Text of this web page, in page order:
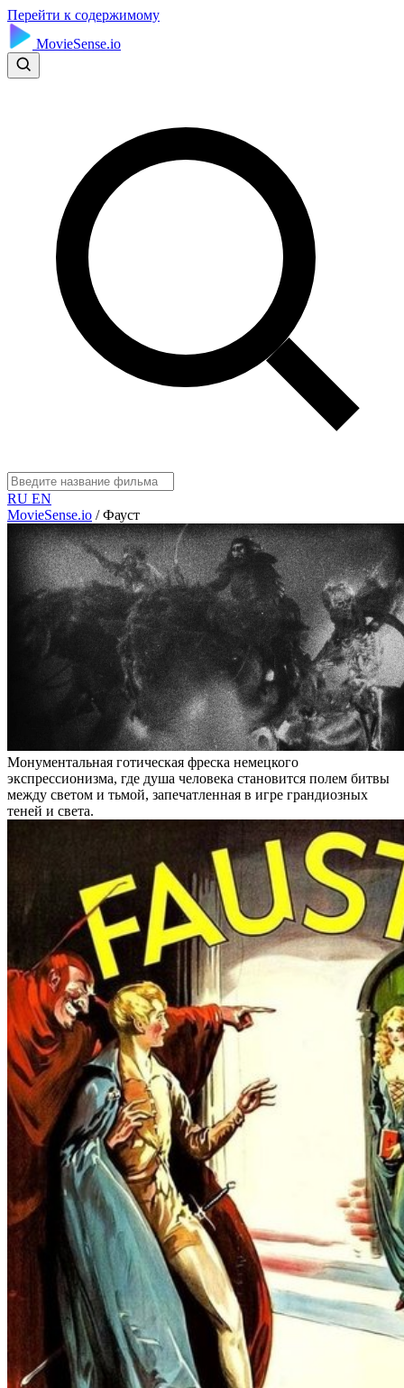
Перейти к содержимому
MovieSense.io
RU EN
MovieSense.io / Фауст
Монументальная готическая фреска немецкого
экспрессионизма, где душа человека становится полем битвы
между светом и тьмой, запечатленная в игре грандиозных
теней и света.